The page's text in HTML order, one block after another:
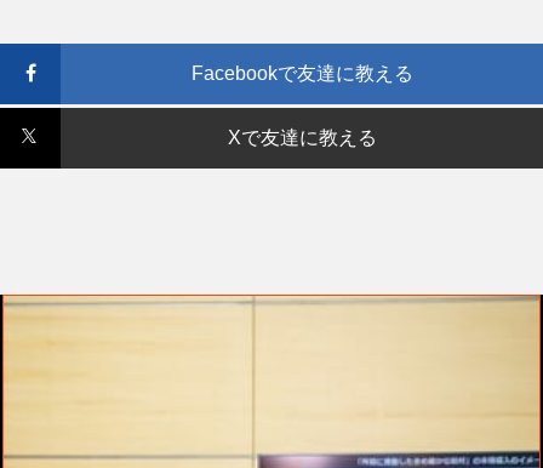
Facebookで友達に教える
Xで友達に教える